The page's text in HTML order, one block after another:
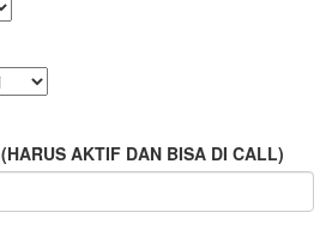
(HARUS AKTIF DAN BISA DI CALL)